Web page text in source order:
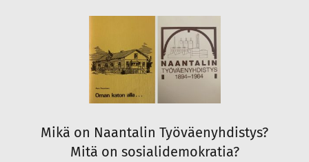
Mikä on Naantalin Työväenyhdistys?
Mitä on sosialidemokratia?